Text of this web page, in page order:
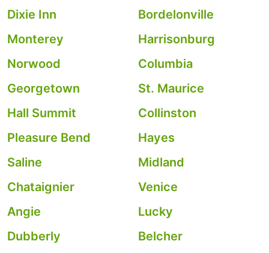
Dixie Inn
Bordelonville
Monterey
Harrisonburg
Norwood
Columbia
Georgetown
St. Maurice
Hall Summit
Collinston
Pleasure Bend
Hayes
Saline
Midland
Chataignier
Venice
Angie
Lucky
Dubberly
Belcher